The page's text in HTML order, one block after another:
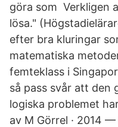
göra som Verkligen
lösa."
efter bra kluringar
matematiska
femteklass i
så pass svår att den
logiska problemet
av M Görrel · 2014